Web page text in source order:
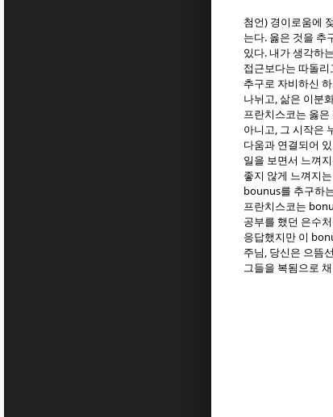
첨언) 경이로움에
는다. 옳은 것을 추
있다. 내가 생각하
접근보다는 따돌
추구로 자비하신
나뉘고, 삶은 이분
프란치스코는 옳
아니고, 그 시작은
다움과 연결되어
일을 보면서 느껴
좋지 않게 느껴지
bounus를 추구하
프란치스코는
공부를 했던 은수
응답했지만 이
주님 , 당신은 으뜸
그들을 복됨으로